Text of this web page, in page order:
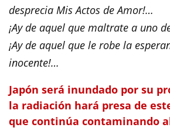
desprecia Mis Actos de Amor!…
¡Ay de aquel que maltrate a uno
¡Ay de aquel que le robe la
inocente!…
Japón será inundado por su
la radiación hará presa de
que continúa contaminando